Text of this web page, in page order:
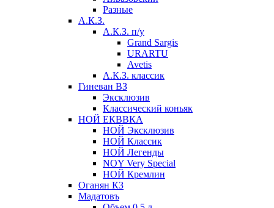
Разные
А.К.З.
А.К.З. п/у
Grand Sargis
URARTU
Avetis
А.К.З. классик
Гиневан ВЗ
Эксклюзив
Классический коньяк
НОЙ ЕКВВКА
НОЙ Эксклюзив
НОЙ Классик
НОЙ Легенды
NOY Very Speсial
НОЙ Кремлин
Оганян КЗ
Мадатовъ